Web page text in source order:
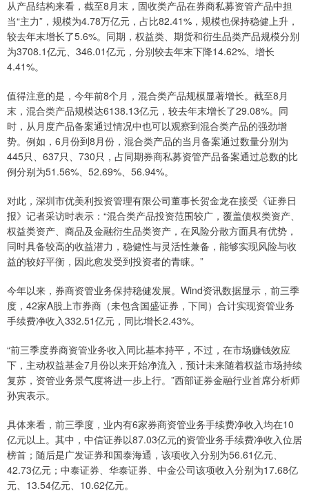
从产品结构来看，截至8月末，固收类产品在券商私募资管产品中担
当“主力”，规模为4.78万亿元，占比82.41%，规模也保持稳健上升，
较去年末增长了5.6%。同期，权益类、期货和衍生品类产品规模分别
为3708.1亿元、346.01亿元，分别较去年末下降14.62%、增长
4.41%。
值得注意的是，今年前8个月，混合类产品规模显著增长。截至8月
末，混合类产品规模达6138.13亿元，较去年末增长了29.08%。同
时，从月度产品备案通过情况中也可以观察到混合类产品的强劲增
势。例如，6月份到8月份，混合类产品的当月备案通过数量分别为
445只、637只、730只，占同期券商私募资管产品备案通过总数的比
例分别为51.56%、52.69%、56.94%。
对此，深圳市优美利投资管理有限公司董事长贺金龙在接受《证券日
报》记者采访时表示：“混合类产品投资范围较广，覆盖债权类资产、
权益类资产、商品及金融衍生品类资产，在风险分散方面具有优势，
同时具备较高的收益潜力，稳健性与灵活性兼备，能够实现风险与收
益的较好平衡，因此愈发受到投资者的青睐。”
今年以来，券商资管业务保持稳健发展。Wind资讯数据显示，前三季
度，42家A股上市券商（未包含国盛证券，下同）合计实现资管业务
手续费净收入332.51亿元，同比增长2.43%。
“前三季度券商资管业务收入同比基本持平，不过，在市场赚钱效应
下，主动权益基金7月份以来开始净流入，预计未来随着权益市场持续
复苏，资管业务景气度将进一步上行。”西部证券金融行业首席分析师
孙寅表示。
具体来看，前三季度，业内有6家券商资管业务手续费净收入均在10
亿元以上。其中，中信证券以87.03亿元的资管业务手续费净收入位居
榜首；随后是广发证券和国泰海通，该项收入分别为56.61亿元、
42.73亿元；中泰证券、华泰证券、中金公司该项收入分别为17.68亿
元、13.54亿元、10.62亿元。